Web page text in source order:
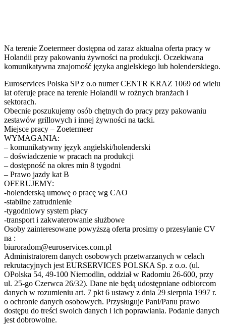
Na terenie Zoetermeer dostępna od zaraz aktualna oferta pracy w
Holandii przy pakowaniu żywności na produkcji. Oczekiwana
komunikatywna znajomość języka angielskiego lub holenderskiego.
Euroservices Polska SP z o.o numer CENTR KRAZ 1069 od wielu
lat oferuje prace na terenie Holandii w rożnych branżach i
sektorach.
Obecnie poszukujemy osób chętnych do pracy przy pakowaniu
zestawów grillowych i innej żywności na tacki.
Miejsce pracy – Zoetermeer
WYMAGANIA:
– komunikatywny język angielski/holenderski
– doświadczenie w pracach na produkcji
– dostępność na okres min 8 tygodni
– Prawo jazdy kat B
OFERUJEMY:
-holenderską umowę o pracę wg CAO
-stabilne zatrudnienie
-tygodniowy system płacy
-transport i zakwaterowanie służbowe
Osoby zainteresowane powyższą oferta prosimy o przesyłanie CV
na :
biuroradom@euroservices.com.pl
Administratorem danych osobowych przetwarzanych w celach
rekrutacyjnych jest EURSERVICES POLSKA Sp. z o.o. (ul.
OPolska 54, 49-100 Niemodlin, oddział w Radomiu 26-600, przy
ul. 25-go Czerwca 26/32). Dane nie będą udostępniane odbiorcom
danych w rozumieniu art. 7 pkt 6 ustawy z dnia 29 sierpnia 1997 r.
o ochronie danych osobowych. Przysługuje Pani/Panu prawo
dostępu do treści swoich danych i ich poprawiania. Podanie danych
jest dobrowolne.